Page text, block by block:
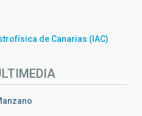
de Canarias (IAC)